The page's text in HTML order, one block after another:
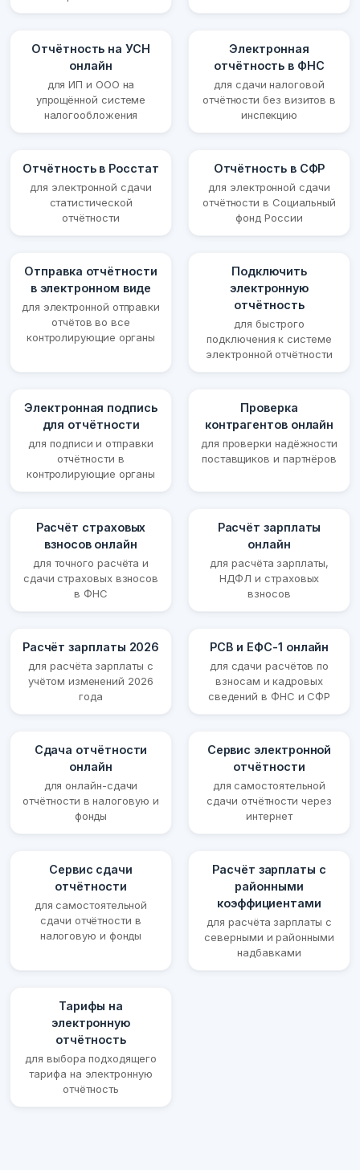
Отчётность на УСН
онлайн
для ИП и ООО на
упрощённой системе
налогообложения
Электронная
отчётность в ФНС
для сдачи налоговой
отчётности без визитов в
инспекцию
Отчётность в Росстат
для электронной сдачи
статистической
отчётности
Отчётность в СФР
для электронной сдачи
отчётности в Социальный
фонд России
Отправка отчётности
в электронном виде
для электронной отправки
отчётов во все
контролирующие органы
Подключить
электронную
отчётность
для быстрого
подключения к системе
электронной отчётности
Электронная подпись
для отчётности
для подписи и отправки
отчётности в
контролирующие органы
Проверка
контрагентов онлайн
для проверки надёжности
поставщиков и партнёров
Расчёт страховых
взносов онлайн
для точного расчёта и
сдачи страховых взносов
в ФНС
Расчёт зарплаты
онлайн
для расчёта зарплаты,
НДФЛ и страховых
взносов
Расчёт зарплаты 2026
для расчёта зарплаты с
учётом изменений 2026
года
РСВ и ЕФС-1 онлайн
для сдачи расчётов по
взносам и кадровых
сведений в ФНС и СФР
Сдача отчётности
онлайн
для онлайн-сдачи
отчётности в налоговую и
фонды
Сервис электронной
отчётности
для самостоятельной
сдачи отчётности через
интернет
Сервис сдачи
отчётности
для самостоятельной
сдачи отчётности в
налоговую и фонды
Расчёт зарплаты с
районными
коэффициентами
для расчёта зарплаты с
северными и районными
надбавками
Тарифы на
электронную
отчётность
для выбора подходящего
тарифа на электронную
отчётность